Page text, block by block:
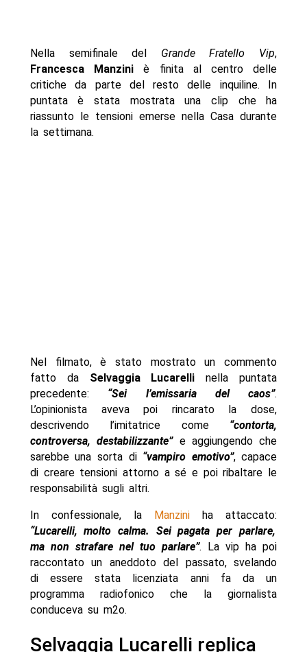
Nella semifinale del Grande Fratello Vip,
Francesca Manzini è finita al centro delle
critiche da parte del resto delle inquiline. In
puntata è stata mostrata una clip che ha
riassunto le tensioni emerse nella Casa durante
la settimana.
Nel filmato, è stato mostrato un commento
fatto da Selvaggia Lucarelli nella puntata
precedente: “Sei l’emissaria del caos”.
L’opinionista aveva poi rincarato la dose,
descrivendo l’imitatrice come “contorta,
controversa, destabilizzante”e aggiungendo che
sarebbe una sorta di “vampiro emotivo”, capace
di creare tensioni attorno a sé e poi ribaltare le
responsabilità sugli altri.
In confessionale, la Manzini ha attaccato:
“Lucarelli, molto calma. Sei pagata per parlare,
ma non strafare nel tuo parlare”. La vip ha poi
raccontato un aneddoto del passato, svelando
di essere stata licenziata anni fa da un
programma radiofonico che la giornalista
conduceva su m2o.
Selvaggia Lucarelli replica